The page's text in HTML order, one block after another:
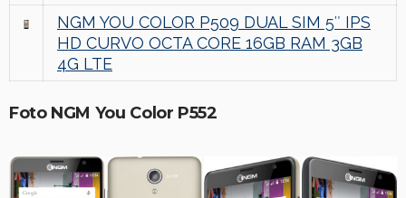
NGM YOU COLOR P509 DUAL SIM 5″ IPS
HD CURVO OCTA CORE 16GB RAM 3GB
4G LTE
Foto NGM You Color P552